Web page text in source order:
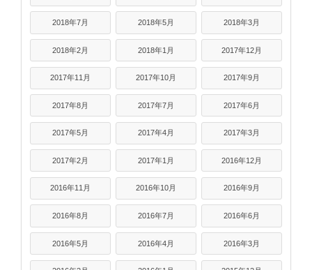
2018年7月 2018年5月 2018年3月
2018年2月 2018年1月 2017年12月
2017年11月 2017年10月 2017年9月
2017年8月 2017年7月 2017年6月
2017年5月 2017年4月 2017年3月
2017年2月 2017年1月 2016年12月
2016年11月 2016年10月 2016年9月
2016年8月 2016年7月 2016年6月
2016年5月 2016年4月 2016年3月